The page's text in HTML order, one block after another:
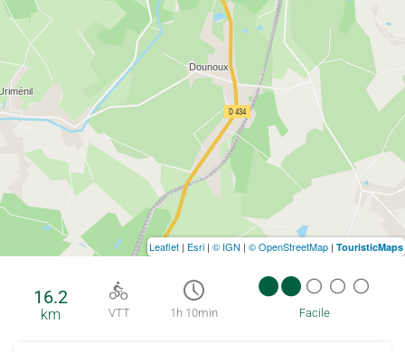
16.2
km VTT 1h 10min Facile
Leaflet | Esri | © IGN | © OpenStreetMap | TouristicMaps